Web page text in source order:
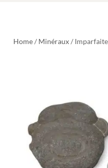
Home/ Minéraux/